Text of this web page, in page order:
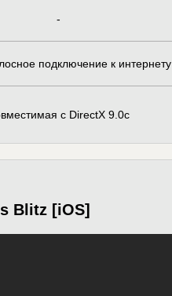
-
подключение к интернету
с DirectX 9.0c
Blitz [iOS]